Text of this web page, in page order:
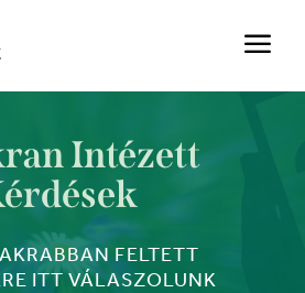
a
Intézett
FELTETT
ITT VÁLASZOLUNK